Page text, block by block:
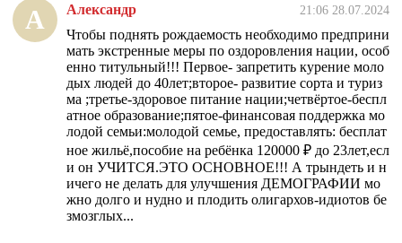
А Александр 21:06 28.07.2024
Чтобы поднять рождаемость необходимо предприни
мать экстренные меры по оздоровления нации, особ
енно титульный!!! Первое- запретить курение моло
дых людей до 40лет;второе- развитие сорта и туриз
ма ;третье-здоровое питание нации;четвёртое-беспл
атное образование;пятое-финансовая поддержка мо
лодой семьи:молодой семье, предоставлять: бесплат
ное жильё,пособие на ребёнка 120000 ₽ до 23лет,есл
и он УЧИТСЯ.ЭТО ОСНОВНОЕ!!! А трындеть и н
ичего не делать для улучшения ДЕМОГРАФИИ мо
жно долго и нудно и плодить олигархов-идиотов бе
змозглых...